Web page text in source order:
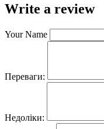
Write a review
Your Name
Переваги:
Недоліки: